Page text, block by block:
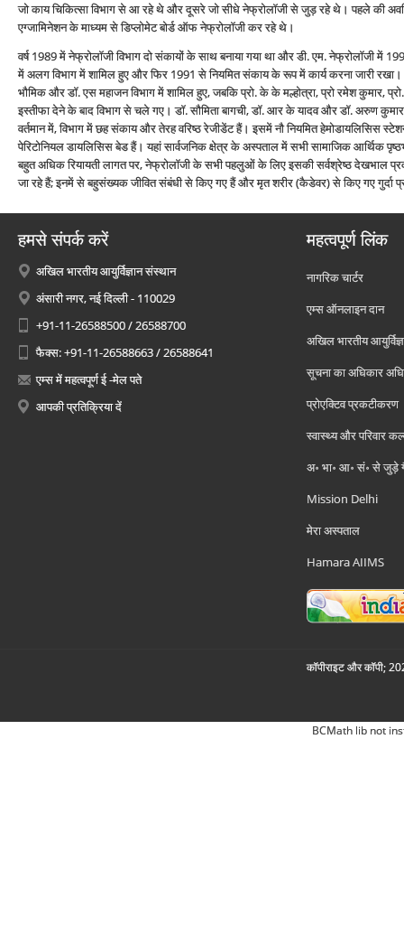
जो काय चिकित्‍सा विभाग से आ रहे थे और दूसरे जो सीधे नेफ्रोलॉजी से जुड़ रहे थे। पहले की
एग्जामिनेशन के माध्यम से डिप्लोमेट बोर्ड ऑफ नेफ्रोलॉजी कर रहे थे।
वर्ष 1989 में नेफ्रोलॉजी विभाग दो संकायों के साथ बनाया गया था और डी. एम. नेफ्रोलॉजी
में अलग विभाग में शामिल हुए और फिर 1991 से नियमित संकाय के रूप में कार्य करना जारी
भौमिक और डॉ. एस महाजन विभाग में शामिल हुए, जबकि प्रो. के के मल्होत्रा, प्रो रमेश कुमार,
इस्तीफा देने के बाद विभाग से चले गए। डॉ. सौमिता बागची, डॉ. आर के यादव और डॉ. अरुण
वर्तमान में, विभाग में छह संकाय और तेरह वरिष्ठ रेजीडेंट हैं। इसमें नौ नियमित हेमोडायलिसिस
पेरिटोनियल डायलिसिस बेड हैं। यहां सार्वजनिक क्षेत्र के अस्पताल में सभी सामाजिक आर्थिक
बहुत अधिक रियायती लागत पर, नेफ्रोलॉजी के सभी पहलुओं के लिए इसकी सर्वश्रेष्ठ देखभाल
जा रहे हैं; इनमें से बहुसंख्यक जीवित संबंधी से किए गए हैं और मृत शरीर (कैडेवर) से किए गए गुर्दा
हमसे संपर्क करें
अखिल भारतीय आयुर्विज्ञान संस्थान
अंसारी नगर, नई दिल्ली - 110029
+91-11-26588500 / 26588700
फैक्स: +91-11-26588663 / 26588641
एम्स में महत्वपूर्ण ई -मेल पते
आपकी प्रतिक्रिया दें
महत्वपूर्ण लिंक
नागरिक चार्टर
एम्स ऑनलाइन दान
अखिल भारतीय
सूचना का अधिकार
प्रोएक्टिव प्रकटीकरण
स्वास्थ्य और परिवार
अ॰ भा॰ आ॰ सं॰ से जुड़े
Mission Delhi
मेरा अस्पताल
Hamara AIIMS
कॉपीराइट और कॉपी;
BCMath lib not